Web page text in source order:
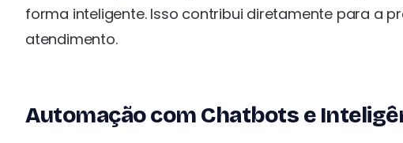
forma inteligente. Isso contribui diretamente para a
atendimento.
Automação com Chatbots e